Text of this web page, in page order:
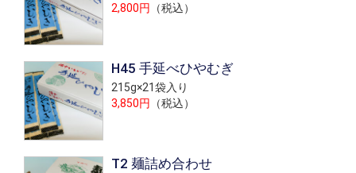
2,800円
（税込）
H45 手延べひやむぎ
215g×21袋入り
3,850円
（税込）
T2 麺詰め合わせ